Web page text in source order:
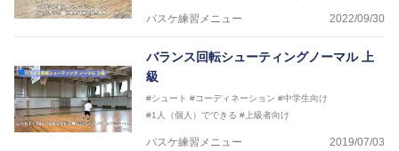
バスケ練習メニュー 2022/09/30
バランス回転シューティングノーマル 上
級
#シュート #コーディネーション #中学生向け
#1人（個人）でできる #上級者向け
バスケ練習メニュー 2019/07/03